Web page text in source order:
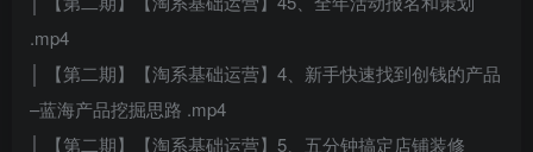
.mp4
│ 【第二期】【淘系基础运营】4、新手快速找到创钱的产品
–蓝海产品挖掘思路 .mp4
│ 【第二期】【淘系基础运营】5、五分钟搞定店铺装修